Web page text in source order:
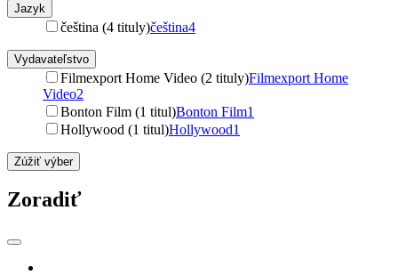
Jazyk
čeština (4 tituly)čeština4
Vydavateľstvo
Filmexport Home Video (2 tituly)Filmexport Home
Video2
Bonton Film (1 titul)Bonton Film1
Hollywood (1 titul)Hollywood1
Zúžiť výber
Zoradiť